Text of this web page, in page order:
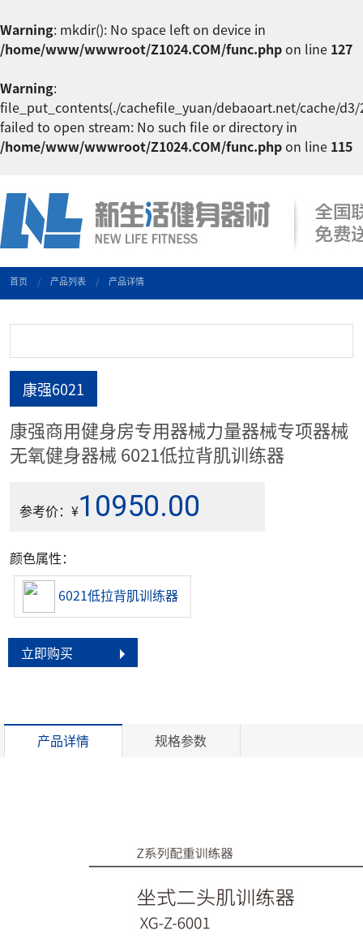
Warning: mkdir(): No space left on device in
/home/www/wwwroot/Z1024.COM/func.phpon line 127
Warning:
file_put_contents(./cachefile_yuan/debaoart.net/cache/
failed to open stream: No such file or directory in
/home/www/wwwroot/Z1024.COM/func.phpon line 115
首页 产品列表 产品详情
康强6021
康强商用健身房专用器械力量器械专项器械
无氧健身器械 6021低拉背肌训练器
参考价：¥10950.00
颜色属性：
6021低拉背肌训练器
立即购买
产品详情 规格参数